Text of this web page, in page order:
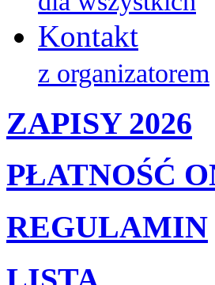
Kontakt
z organizatorem
ZAPISY 2026
PŁATNOŚĆ
REGULAMIN